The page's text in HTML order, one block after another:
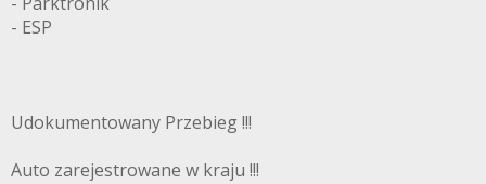
- ESP
Udokumentowany Przebieg !!!
Auto zarejestrowane w kraju !!!